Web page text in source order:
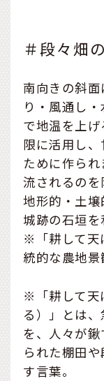
＃段々畑
南向きの斜
り・風通し
で地温を上
限に活用し
ために作ら
流されるの
地形的・土壌
城跡の石垣を
※「耕して天
統的な農地景
※「耕して天
る）」とは
を、人々が
られた棚田
す言葉。